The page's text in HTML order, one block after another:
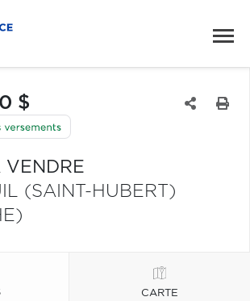
$
VENDRE
(SAINT-HUBERT)
CARTE